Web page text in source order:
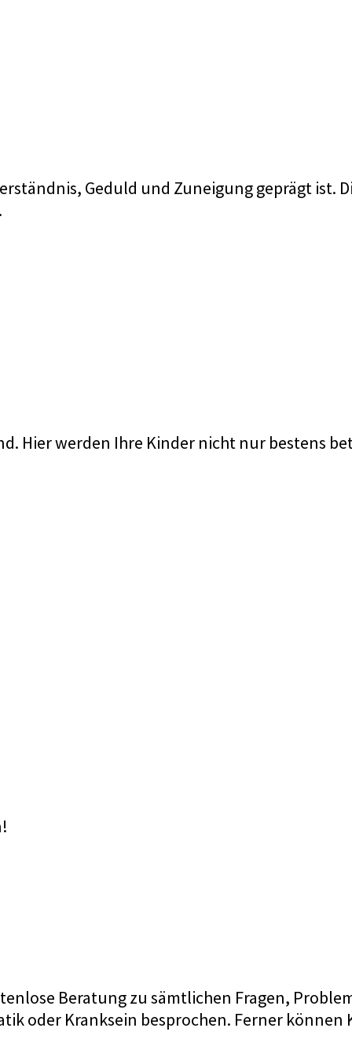
Geduld und Zuneigung geprägt ist.
Hier werden Ihre Kinder nicht nur bestens
Beratung zu sämtlichen Fragen,
oder Kranksein besprochen. Ferner